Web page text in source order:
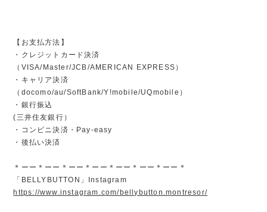
【お支払方法】
・クレジットカード決済
（VISA/Master/JCB/AMERICAN EXPRESS）
・キャリア決済
（docomo/au/SoftBank/Y!mobile/UQmobile）
・銀行振込
(三井住友銀行）
・コンビニ決済・Pay-easy
・後払い決済
＊ーー＊ーー＊ーー＊ーー＊ーー＊ーー＊ーー＊
「BELLYBUTTON」Instagram
https://www.instagram.com/bellybutton.montresor/